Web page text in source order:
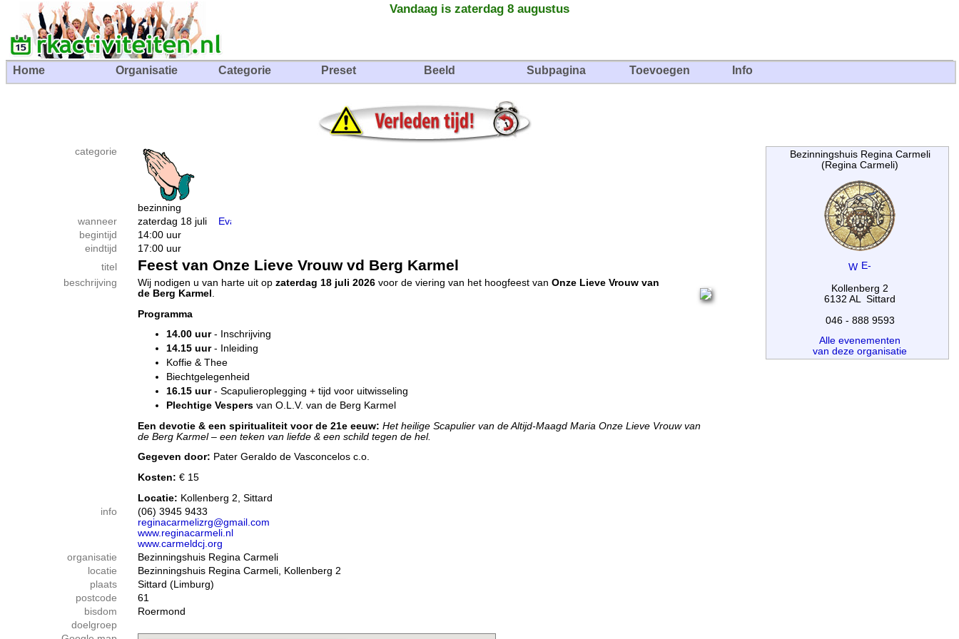
Vandaag is zaterdag 8 augustus
Home Organisatie Categorie Preset Beeld Subpagina Toevoegen Info
categorie
bezinning
Bezinningshuis Regina Carmeli
(Regina Carmeli)
Kollenberg 2
6132 AL Sittard
046 - 888 9593
Alle evenementen
van deze organisatie
wanneer
zaterdag 18 juli
begintijd
14:00 uur
eindtijd
17:00 uur
titel
Feest van Onze Lieve Vrouw vd Berg Karmel
beschrijving Wij nodigen u van harte uit op zaterdag 18 juli 2026 voor de viering van het hoogfeest van Onze Lieve Vrouw van
de Berg Karmel .
Programma
14.00 uur- Inschrijving
14.15 uur- Inleiding
Koffie & Thee
Biechtgelegenheid
16.15 uur- Scapulieroplegging + tijd voor uitwisseling
Plechtige Vespers van O.L.V. van de Berg Karmel
Een devotie & een spiritualiteit voor de 21e eeuw: Het heilige Scapulier van de Altijd-Maagd Maria Onze Lieve Vrouw van
de Berg Karmel – een teken van liefde & een schild tegen de hel.
Gegeven door: Pater Geraldo de Vasconcelos c.o.
Kosten: € 15
Locatie: Kollenberg 2, Sittard
info
(06) 3945 9433
reginacarmelizrg@gmail.com
www.reginacarmeli.nl
www.carmeldcj.org
organisatie
Bezinningshuis Regina Carmeli
locatie
Bezinningshuis Regina Carmeli, Kollenberg 2
plaats
Sittard (Limburg)
postcode
61
bisdom
Roermond
doelgroep